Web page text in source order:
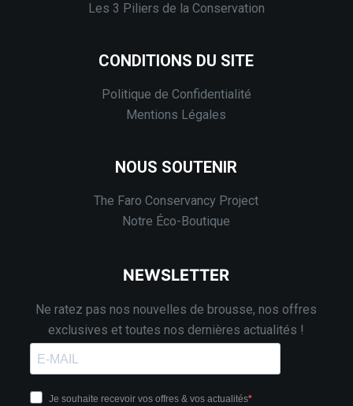
Les 3 Piliers de la Conservation
CONDITIONS DU SITE
Politique de Confidentialité
Mentions Légales
NOUS SOUTENIR
The Faro Conservancy Project
Notre Éco-Boutique
NEWSLETTER
Ne ratez pas nos nouvelles de brousse, nos offres
exclusives et toutes nos dernières actualités !